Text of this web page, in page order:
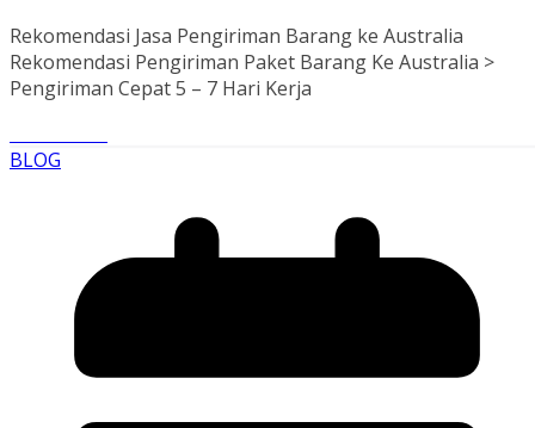
Rekomendasi Jasa Pengiriman Barang ke Australia
Rekomendasi Pengiriman Paket Barang Ke Australia >
Pengiriman Cepat 5 – 7 Hari Kerja
BLOG